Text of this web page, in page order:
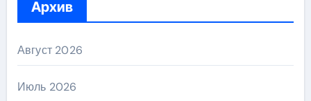
Архив
Август 2026
Июль 2026